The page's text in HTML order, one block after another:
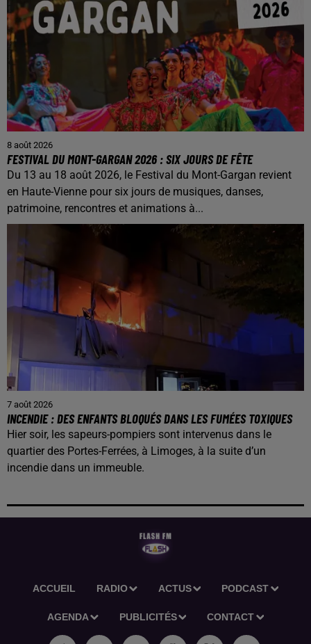
8 août 2026
FESTIVAL DU MONT-GARGAN 2026 : SIX JOURS DE FÊTE
Du 13 au 18 août 2026, le Festival du Mont-Gargan revient
en Haute-Vienne pour six jours de musiques, danses,
patrimoine, rencontres et animations à...
7 août 2026
INCENDIE : DES ENFANTS BLOQUÉS DANS LES FUMÉES TOXIQUES
Hier soir, les sapeurs-pompiers sont intervenus dans le
quartier des Portes-Ferrées, à Limoges, à la suite d’un
incendie dans un immeuble.
ACCUEIL RADIO ACTUS PODCAST
AGENDA PUBLICITÉS CONTACT